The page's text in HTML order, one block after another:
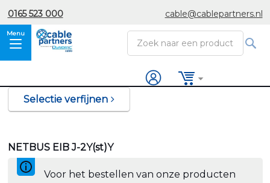
Ga
naar
de
inhoud
0165 523 000 cable@cablepartners.nl
Winkelwagen
Selectie verfijnen
NETBUS EIB J-2Y(st)Y
Voor het bestellen van onze producten